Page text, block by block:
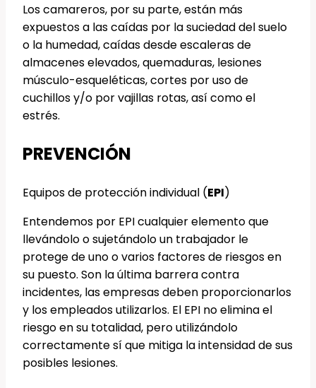
Los camareros, por su parte, están más
expuestos a las caídas por la suciedad del suelo
o la humedad, caídas desde escaleras de
almacenes elevados, quemaduras, lesiones
músculo-esqueléticas, cortes por uso de
cuchillos y/o por vajillas rotas, así como el
estrés.
PREVENCIÓN
Equipos de protección individual (EPI)
Entendemos por EPI cualquier elemento que
llevándolo o sujetándolo un trabajador le
protege de uno o varios factores de riesgos en
su puesto. Son la última barrera contra
incidentes, las empresas deben proporcionarlos
y los empleados utilizarlos. El EPI no elimina el
riesgo en su totalidad, pero utilizándolo
correctamente sí que mitiga la intensidad de sus
posibles lesiones.